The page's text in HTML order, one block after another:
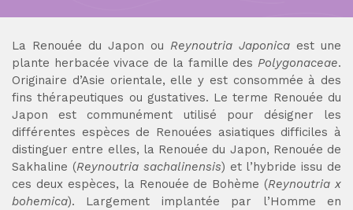
La Renouée du Japon ou Reynoutria Japonica est une
plante herbacée vivace de la famille des Polygonaceae.
Originaire d’Asie orientale, elle y est consommée à des
fins thérapeutiques ou gustatives. Le terme Renouée du
Japon est communément utilisé pour désigner les
différentes espèces de Renouées asiatiques difficiles à
distinguer entre elles, la Renouée du Japon, Renouée de
Sakhaline (Reynoutria sachalinensis) et l’hybride issu de
ces deux espèces, la Renouée de Bohème (Reynoutria x
bohemica). Largement implantée par l’Homme en